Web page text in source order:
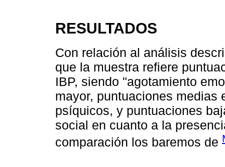
RESULTADOS
Con relación al análisis
que la muestra refiere
IBP, siendo "agotamiento
mayor, puntuaciones
psíquicos, y puntuaciones
social en cuanto a la
comparación los baremos de